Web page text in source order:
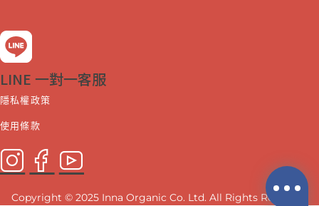
LINE 一對一客服
隱私權政策
使用條款
Copyright © 2025 Inna Organic Co. Ltd. All Rights Reserved.